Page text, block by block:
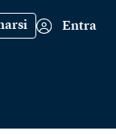
Entra